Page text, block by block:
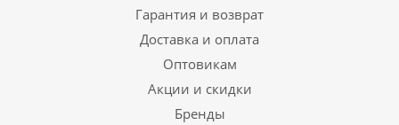
Гарантия и возврат
Доставка и оплата
Оптовикам
Акции и скидки
Бренды